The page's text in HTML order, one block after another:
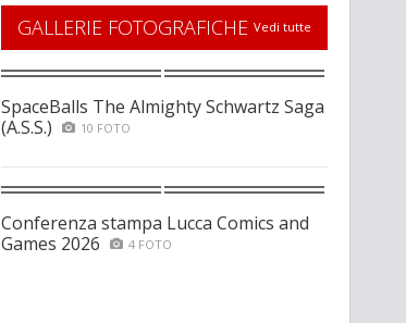
GALLERIE FOTOGRAFICHE Vedi tutte
SpaceBalls The Almighty Schwartz Saga
(A.S.S.)
10 FOTO
Conferenza stampa Lucca Comics and
Games 2026
4 FOTO